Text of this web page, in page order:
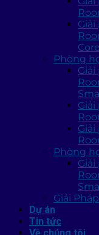
Phòng
Phòng
Giải
Dự án
Tin tức